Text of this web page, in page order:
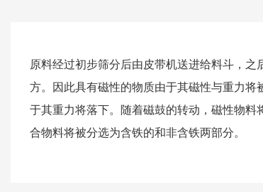
原料经过初步筛分后由皮带机送进给料斗，
方。因此具有磁性的物质由于其磁性与重力
于其重力将落下。随着磁鼓的转动，磁性物
合物料将被分选为含铁的和非含铁两部分。